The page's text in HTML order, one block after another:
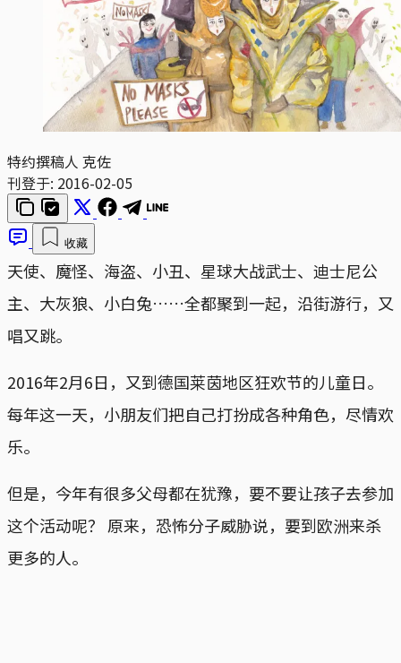
特约撰稿人 克佐
刊登于: 2016-02-05
收藏
天使、魔怪、海盗、小丑、星球大战武士、迪士尼公
主、大灰狼、小白兔……全都聚到一起，沿街游行，又
唱又跳。
2016年2月6日，又到德国莱茵地区狂欢节的儿童日。
每年这一天，小朋友们把自己打扮成各种角色，尽情欢
乐。
但是，今年有很多父母都在犹豫，要不要让孩子去参加
这个活动呢？ 原来，恐怖分子威胁说，要到欧洲来杀
更多的人。